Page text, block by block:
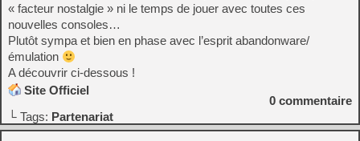
« facteur nostalgie » ni le temps de jouer avec toutes ces
nouvelles consoles…
Plutôt sympa et bien en phase avec l’esprit abandonware/
émulation
A découvrir ci-dessous !
Site Officiel
└ Tags: Partenariat
0 commentaire